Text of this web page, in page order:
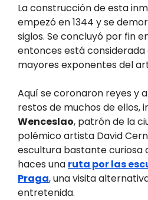
La construcción de esta
empezó en 1344 y se
siglos. Se concluyó por fin
entonces está considerada
mayores exponentes del
Aquí se coronaron reyes y
restos de muchos de ellos,
Wenceslao, patrón de la
polémico artista David
escultura bastante curiosa
haces una ruta por las
Praga, una visita
entretenida.